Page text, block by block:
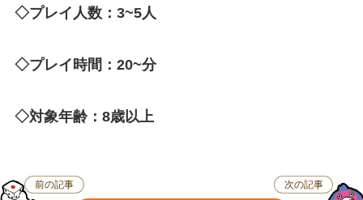
◇プレイ人数：3~5人
◇プレイ時間：20~分
◇対象年齢：8歳以上
前の記事 次の記事